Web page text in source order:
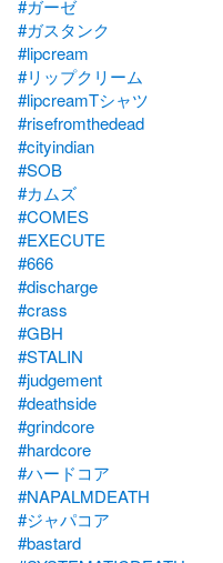
#ガーゼ
#ガスタンク
#lipcream
#リップクリーム
#lipcreamTシャツ
#risefromthedead
#cityindian
#SOB
#カムズ
#COMES
#EXECUTE
#666
#discharge
#crass
#GBH
#STALIN
#judgement
#deathside
#grindcore
#hardcore
#ハードコア
#NAPALMDEATH
#ジャパコア
#bastard